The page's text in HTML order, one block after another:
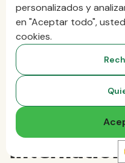
Preguntas
sobre el
normativo
personalizados y
en "Aceptar todo",
cookies.